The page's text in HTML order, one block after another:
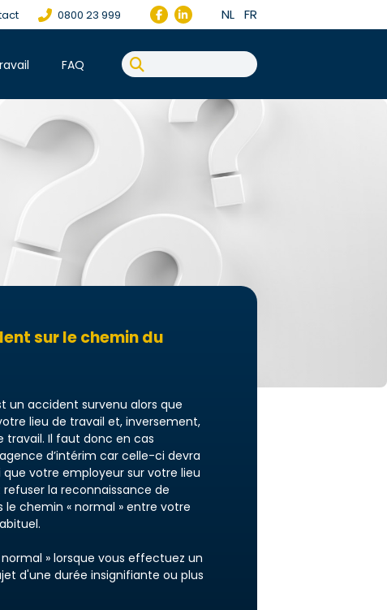
0800 23 999 NL FR
FAQ
sur le chemin du
un accident survenu alors que
lieu de travail et, inversement,
travail. Il faut donc en cas
d’intérim car celle-ci devra
que votre employeur sur votre lieu
refuser la reconnaissance de
le chemin « normal » entre votre
» lorsque vous effectuez un
d'une durée insignifiante ou plus